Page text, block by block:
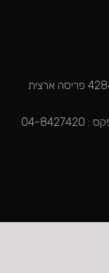
: 04-8427420